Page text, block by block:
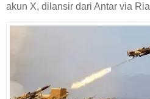
akun X, dilansir dari Antar via